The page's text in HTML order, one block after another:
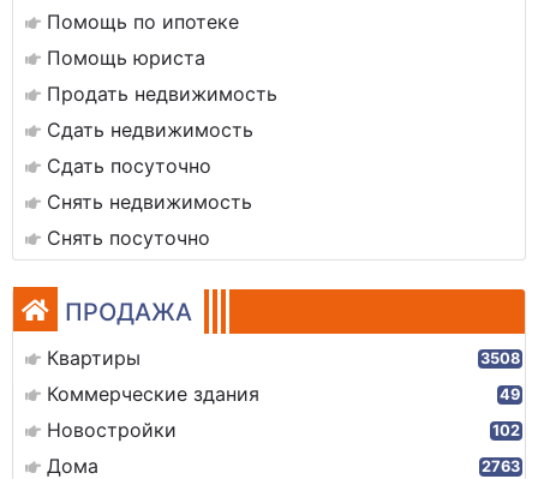
Помощь по ипотеке
Помощь юриста
Продать недвижимость
Сдать недвижимость
Сдать посуточно
Снять недвижимость
Снять посуточно
ПРОДАЖА
Квартиры 3508
Коммерческие здания 49
Новостройки 102
Дома 2763